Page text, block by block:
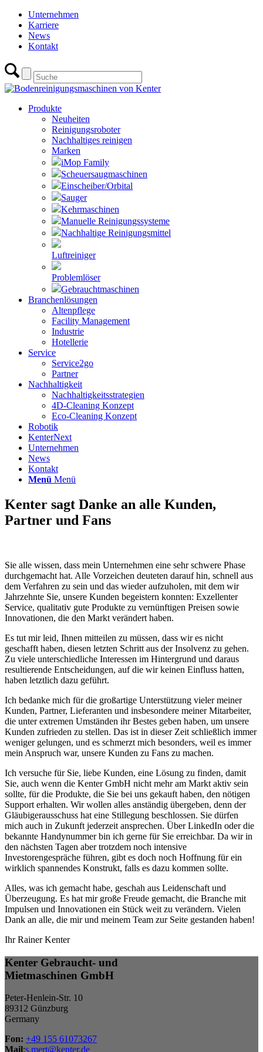
Unternehmen
Karriere
News
Kontakt
Produkte
Neuheiten
Reinigungsroboter
Nachhaltiges reinigen
Marken
iMop Family
Scheuersaugmaschinen
Einscheiber/Orbital
Sauger
Kehrmaschinen
Manuelle Reinigungssysteme
Nachhaltige Reinigungsmittel
Luftreiniger
Problemlöser
Gebrauchtmaschinen
Branchenlösungen
Altenpflege
Facility Management
Industrie
Hotellerie
Service
Service2go
Partner
Nachhaltigkeit
Nachhaltigkeitsstrategien
4D-Cleaning Konzept
Eco-Cleaning Konzept
Robotik
KenterNext
Unternehmen
News
Kontakt
Menü Menü
Kenter sagt Danke an alle Kunden,
Partner und Fans
Sie alle wissen, dass mein Unternehmen eine sehr schwere Phase
durchgemacht hat. Alle Vorzeichen deuteten darauf hin, schnell aus
dem Verfahren zu sein und das wieder aufzuholen, mit dem wir
Jahrzehnte Sie, unsere Kunden begeistern konnten: Exzellenter
Service, qualitativ gute Produkte zu vernünftigen Preisen sowie
Innovationen, die den Markt verändert haben.
Es tut mir leid, Ihnen mitteilen zu müssen, dass wir es nicht
geschafft haben, diesen letzten Schritt aus der Insolvenz zu gehen.
Zu viele unterschiedliche Interessen im Hintergrund und daraus
resultierende Entscheidungen, auf die wir keinen Einfluss hatten,
haben letztlich dazu geführt.
Ich bedanke mich für die großartige Unterstützung vieler meiner
Kunden, Partner, Lieferanten und insbesondere meiner Mitarbeiter,
die unter extremen Umständen ihr Bestes geben haben, um unsere
Kunden zufrieden zu stellen. Das ist in dieser Zeit schließlich immer
weniger gelungen, und es schmerzt mich besonders, weil es immer
mein Anspruch war, unsere Kunden zu Fans zu machen.
Ich versuche für Sie, liebe Kunden, eine Lösung zu finden, damit
Sie, auch wenn die Kenter GmbH nicht mehr am Markt aktiv sein
sollte, für die Produkte, die Sie bei uns gekauft haben, den nötigen
Support erhalten. Wir wollen alles anständig übergeben, denn der
Gläubigerausschuss hat eine Stillegung beschlossen. Sie dürfen
mich auch in Zukunft jederzeit ansprechen. Über LinkedIn oder die
bekannte Handynummer bin ich gerne für Sie erreichbar. Da wir in
den nächsten Tagen aber trotzdem noch intensive
Investorengespräche führen, gibt es doch noch Hoffnung für ein
wirklich spannendes Konstrukt, falls es dazu kommen sollte.
Alles, was ich gemacht habe, geschah aus Leidenschaft und
Überzeugung. Es hat mir große Freude gemacht, die Branche mit
Impulsen und Innovationen ein Stück weit zu verändern. Vielen
Dank an alle, die mir und meinem Team zur Seite gestanden haben!
Ihr Rainer Kenter
Kenter Gebraucht- und
Mietmaschinen GmbH
Peter-Henlein-Str. 10
89312 Günzburg
Germany
Fon: +49 155 61073267
Mail:s.mert@kenter.de